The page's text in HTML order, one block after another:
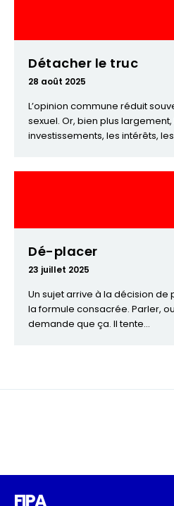
Détacher le truc
28 août 2025
L’opinion commune réduit
sexuel. Or, bien plus
investissements, les intérêts,
Dé-placer
23 juillet 2025
Un sujet arrive à la décision de
la formule consacrée. Parler,
demande que ça. Il tente...
FIPA